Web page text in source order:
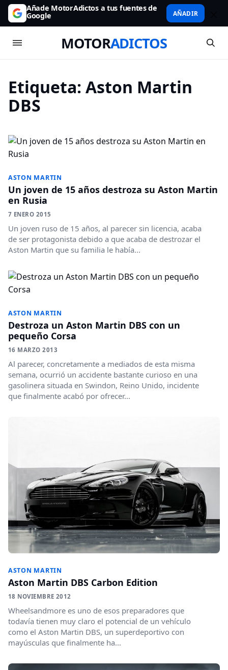
Añade MotorAdictos a tus fuentes de
Google AÑADIR
MOTORADICTOS
Etiqueta: Aston Martin
DBS
ASTON MARTIN
Un joven de 15 años destroza su Aston Martin
en Rusia
7 ENERO 2015
Un joven ruso de 15 años, al parecer sin licencia, acaba
de ser protagonista debido a que acaba de destrozar el
Aston Martin que su familia le había...
ASTON MARTIN
Destroza un Aston Martin DBS con un
pequeño Corsa
16 MARZO 2013
Al parecer, concretamente a mediados de esta misma
semana, ocurrió un accidente bastante curioso en una
gasolinera situada en Swindon, Reino Unido, incidente
que finalmente acabó por ofrecer...
ASTON MARTIN
Aston Martin DBS Carbon Edition
18 NOVIEMBRE 2012
Wheelsandmore es uno de esos preparadores que
todavía tienen muy claro el potencial de un vehículo
como el Aston Martin DBS, un superdeportivo con
mayúsculas que finalmente ha...